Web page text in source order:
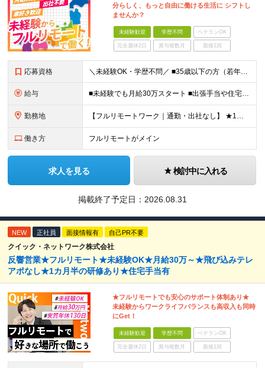
分らしく、もっと自由に働ける生活に シフトし
ませんか？
未経験歓迎 学歴不問 ベテランOK
完全週休2日 賞与複数月 面接1回
応募資格 ＼未経験OK・学歴不問／ ■35歳以下の方（若年層の長期キャリア形成のため） ■第二新卒OK ■普通自動車免許（AT）をお持ちの方 ▼▽こんな方はぜひご応募ください！▽▼ 「車の運転が好き！」 「地
給与 ■未経験でも月給30万スタート ■出張手当や住宅手当あり 【東京都・神奈川県】 月給35万円～60万円＋インセンティブ＋賞与＋諸手当 上記月給は、月42時間分の固定残業代（月8万3900円以上）を含
勤務地 【フルリモートワーク｜通勤・出社なし】 ★1人1台社用車貸与 ★転勤なし ★直帰直行OK 【本社】 兵庫県神戸市中央区明石町44 神戸御幸ビル4F ★☆積極採用中☆★ ◆北海道・東北：札幌／福島／
働き方 フルリモートがメイン
求人を見る 検討中に入れる
掲載終了予定日： 2026.08.31
NEW 正社員 面接情報有 自己PR不要
クイック・ネットワーク株式会社
反響営業★フルリモート★未経験OK★月給30万～★飛び込みテレ
アポなし★1カ月半の研修あり★住宅手当有
★フルリモートでも安心のサポート体制あり★
未経験からワークライフバランスも高収入も同時
にGet！
未経験歓迎 学歴不問 ベテランOK
完全週休2日 賞与複数月 面接1回